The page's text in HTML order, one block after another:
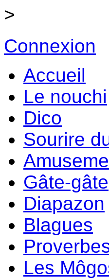
>
Connexion
Accueil
Le nouchi
Dico
Sourire
Gâte-gâte
Diapazon
Blagues
Les